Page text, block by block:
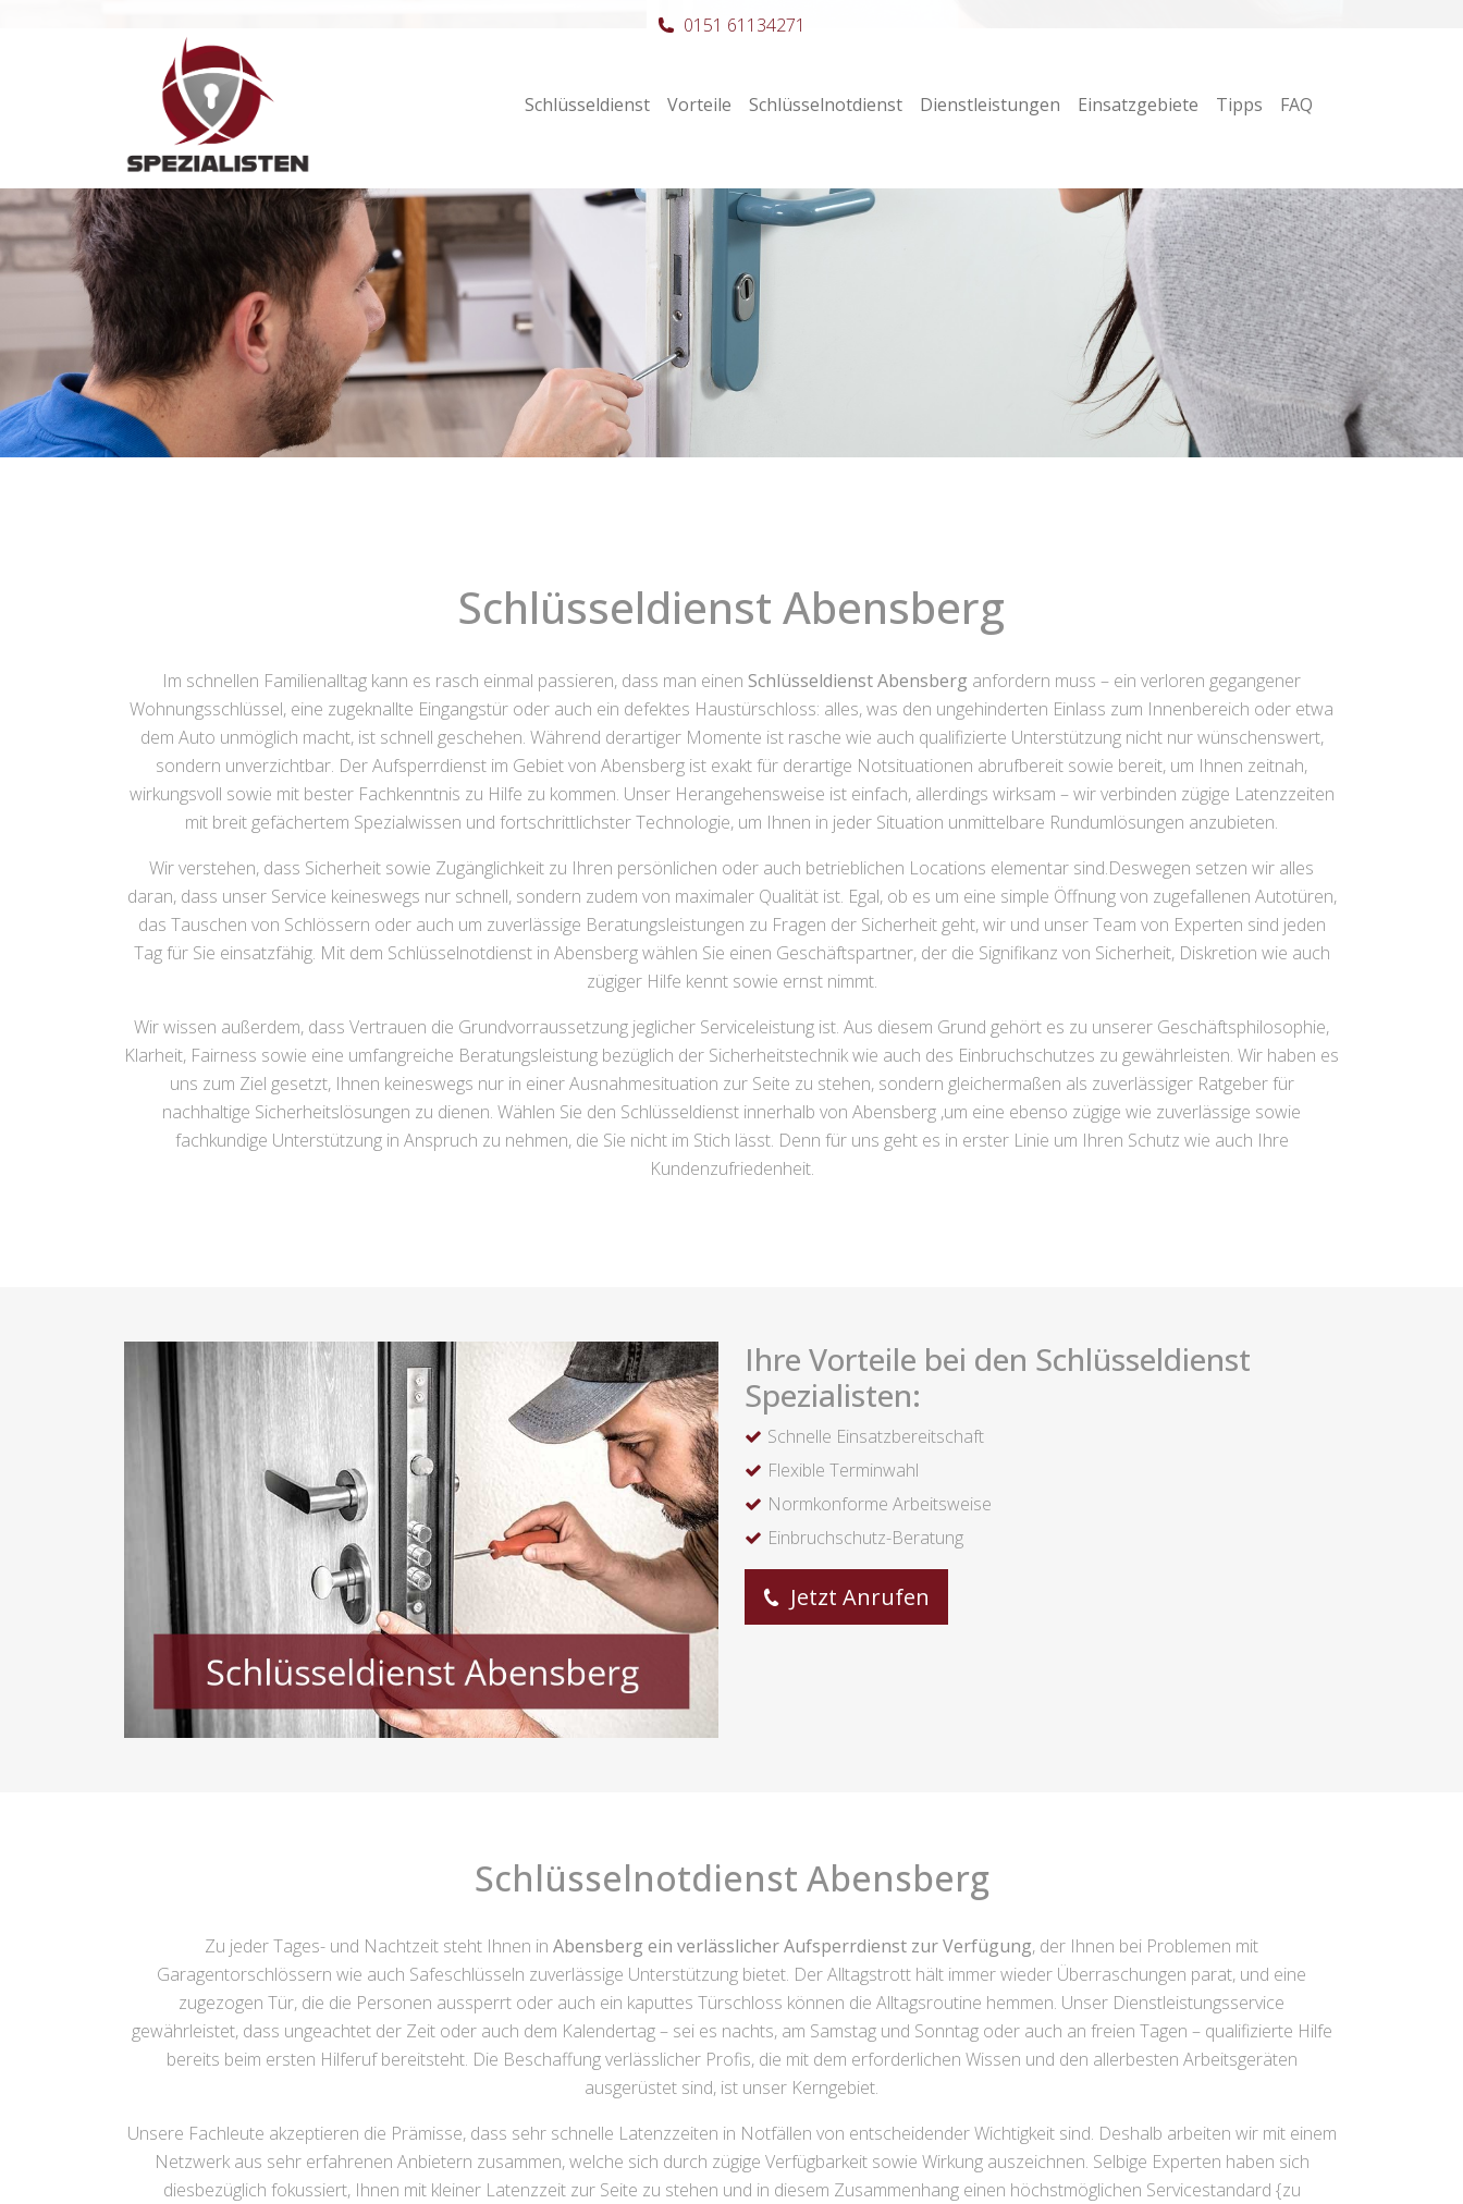
Hauptnavigation Schlüsseldienst Vorteile Schlüsselnotdienst Dienstleistungen Einsatzgebiete Tipps FAQ
0151 61134271
Schlüsseldienst Abensberg
Im schnellen Familienalltag kann es rasch einmal passieren, dass man einen Schlüsseldienst Abensberg anfordern muss – ein verloren gegangener
Wohnungsschlüssel, eine zugeknallte Eingangstür oder auch ein defektes Haustürschloss: alles, was den ungehinderten Einlass zum Innenbereich oder etwa
dem Auto unmöglich macht, ist schnell geschehen. Während derartiger Momente ist rasche wie auch qualifizierte Unterstützung nicht nur wünschenswert,
sondern unverzichtbar. Der Aufsperrdienst im Gebiet von Abensberg ist exakt für derartige Notsituationen abrufbereit sowie bereit, um Ihnen zeitnah,
wirkungsvoll sowie mit bester Fachkenntnis zu Hilfe zu kommen. Unser Herangehensweise ist einfach, allerdings wirksam – wir verbinden zügige Latenzzeiten
mit breit gefächertem Spezialwissen und fortschrittlichster Technologie, um Ihnen in jeder Situation unmittelbare Rundumlösungen anzubieten.
Wir verstehen, dass Sicherheit sowie Zugänglichkeit zu Ihren persönlichen oder auch betrieblichen Locations elementar sind.Deswegen setzen wir alles
daran, dass unser Service keineswegs nur schnell, sondern zudem von maximaler Qualität ist. Egal, ob es um eine simple Öffnung von zugefallenen Autotüren,
das Tauschen von Schlössern oder auch um zuverlässige Beratungsleistungen zu Fragen der Sicherheit geht, wir und unser Team von Experten sind jeden
Tag für Sie einsatzfähig. Mit dem Schlüsselnotdienst in Abensberg wählen Sie einen Geschäftspartner, der die Signifikanz von Sicherheit, Diskretion wie auch
zügiger Hilfe kennt sowie ernst nimmt.
Wir wissen außerdem, dass Vertrauen die Grundvorraussetzung jeglicher Serviceleistung ist. Aus diesem Grund gehört es zu unserer Geschäftsphilosophie,
Klarheit, Fairness sowie eine umfangreiche Beratungsleistung bezüglich der Sicherheitstechnik wie auch des Einbruchschutzes zu gewährleisten. Wir haben es
uns zum Ziel gesetzt, Ihnen keineswegs nur in einer Ausnahmesituation zur Seite zu stehen, sondern gleichermaßen als zuverlässiger Ratgeber für
nachhaltige Sicherheitslösungen zu dienen. Wählen Sie den Schlüsseldienst innerhalb von Abensberg ,um eine ebenso zügige wie zuverlässige sowie
fachkundige Unterstützung in Anspruch zu nehmen, die Sie nicht im Stich lässt. Denn für uns geht es in erster Linie um Ihren Schutz wie auch Ihre
Kundenzufriedenheit.
Ihre Vorteile bei den Schlüsseldienst
Spezialisten:
Schnelle Einsatzbereitschaft
Flexible Terminwahl
Normkonforme Arbeitsweise
Einbruchschutz-Beratung
Jetzt Anrufen
Schlüsselnotdienst Abensberg
Zu jeder Tages- und Nachtzeit steht Ihnen in Abensberg ein verlässlicher Aufsperrdienst zur Verfügung, der Ihnen bei Problemen mit
Garagentorschlössern wie auch Safeschlüsseln zuverlässige Unterstützung bietet. Der Alltagstrott hält immer wieder Überraschungen parat, und eine
zugezogen Tür, die die Personen aussperrt oder auch ein kaputtes Türschloss können die Alltagsroutine hemmen. Unser Dienstleistungsservice
gewährleistet, dass ungeachtet der Zeit oder auch dem Kalendertag – sei es nachts, am Samstag und Sonntag oder auch an freien Tagen – qualifizierte Hilfe
bereits beim ersten Hilferuf bereitsteht. Die Beschaffung verlässlicher Profis, die mit dem erforderlichen Wissen und den allerbesten Arbeitsgeräten
ausgerüstet sind, ist unser Kerngebiet.
Unsere Fachleute akzeptieren die Prämisse, dass sehr schnelle Latenzzeiten in Notfällen von entscheidender Wichtigkeit sind. Deshalb arbeiten wir mit einem
Netzwerk aus sehr erfahrenen Anbietern zusammen, welche sich durch zügige Verfügbarkeit sowie Wirkung auszeichnen. Selbige Experten haben sich
diesbezüglich fokussiert, Ihnen mit kleiner Latenzzeit zur Seite zu stehen und in diesem Zusammenhang einen höchstmöglichen Servicestandard {zu